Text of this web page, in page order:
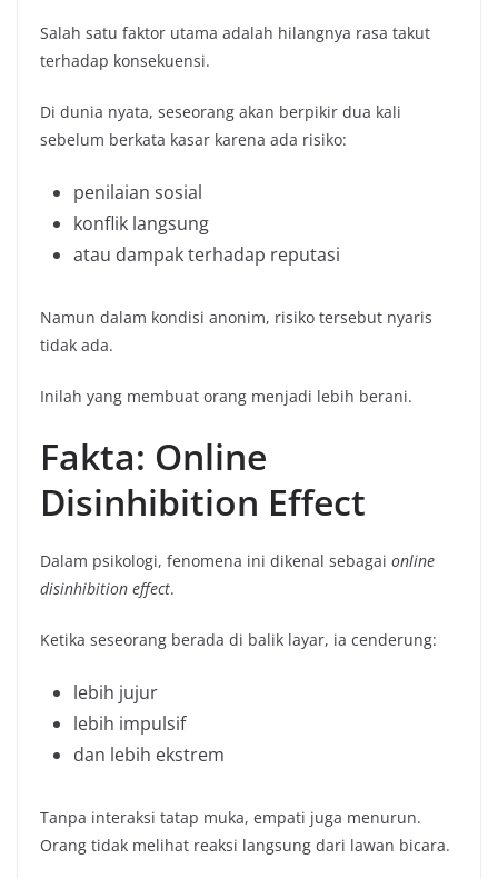
Salah satu faktor utama adalah hilangnya rasa takut
terhadap konsekuensi.
Di dunia nyata, seseorang akan berpikir dua kali
sebelum berkata kasar karena ada risiko:
penilaian sosial
konflik langsung
atau dampak terhadap reputasi
Namun dalam kondisi anonim, risiko tersebut nyaris
tidak ada.
Inilah yang membuat orang menjadi lebih berani.
Fakta: Online
Disinhibition Effect
Dalam psikologi, fenomena ini dikenal sebagai online
disinhibition effect.
Ketika seseorang berada di balik layar, ia cenderung:
lebih jujur
lebih impulsif
dan lebih ekstrem
Tanpa interaksi tatap muka, empati juga menurun.
Orang tidak melihat reaksi langsung dari lawan bicara.